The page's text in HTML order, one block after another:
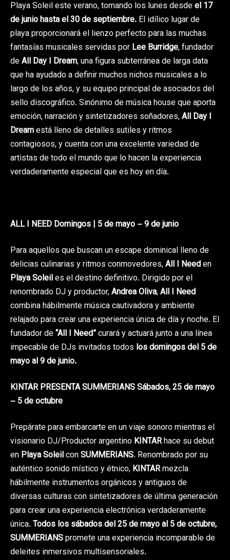
Playa Soleil este verano, tomando los lunes desdeel 17
de junio hasta el 30 de septiembre. El idílico lugar de
playa proporcionará el lienzo perfecto para las muchas
fantasías musicales servidas por Lee Burridge, fundador
deAll Day I Dream, una figura subterránea de larga data
que ha ayudado a definir muchos nichos musicales a lo
largo de los años, y su equipo principal de asociados del
sello discográfico. Sinónimo de música house que aporta
emoción, narración y sintetizadores soñadores,All Day I
Dreamestá lleno de detalles sutiles y ritmos
contagiosos, y cuenta con una excelente variedad de
artistas de todo el mundo que lo hacen la experiencia
verdaderamente especial que es hoy en día.
ALL I NEED Domingos | 5 de mayo – 9 de junio
Para aquellos que buscan un escape dominical lleno de
delicias culinarias y ritmos conmovedores,All I Needen
Playa Soleiles el destino definitivo. Dirigido por el
renombrado DJ y productor,Andrea Oliva,All I Need
combina hábilmente música cautivadora y ambiente
relajado para crear una experiencia única de día y noche. El
fundador de“All I Need”curará y actuará junto a una línea
impecable de DJs invitados todos los domingos del 5 de
mayo al 9 de junio.
KINTAR PRESENTA SUMMERIANS Sábados, 25 de mayo
– 5 de octubre
Prepárate para embarcarte en un viaje sonoro mientras el
visionario DJ/Productor argentino KINTARhace su debut
en Playa SoleilconSUMMERIANS. Renombrado por su
auténtico sonido místico y étnico, KINTARmezcla
hábilmente instrumentos orgánicos y antiguos de
diversas culturas con sintetizadores de última generación
para crear una experiencia electrónica verdaderamente
única. Todos los sábados del 25 de mayo al 5 de octubre,
SUMMERIANSpromete una experiencia incomparable de
deleites inmersivos multisensoriales.